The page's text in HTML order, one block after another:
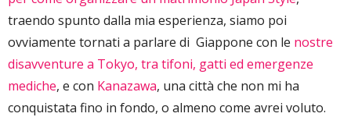
traendo spunto dalla mia esperienza, siamo poi
ovviamente tornati a parlare di Giappone con le nostre
disavventure a Tokyo, tra tifoni, gatti ed emergenze
mediche, e con Kanazawa, una città che non mi ha
conquistata fino in fondo, o almeno come avrei voluto.